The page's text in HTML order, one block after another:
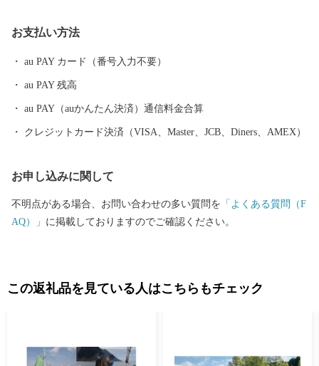
会ではあまり見ることが出来ない心安らぐ風景や昔ながらの人の
お支払い方法
au PAY カード（番号入力不要）
au PAY 残高
au PAY（auかんたん決済）通信料金合算
クレジットカード決済（VISA、Master、JCB、Diners、AMEX）
お申し込みに関して
不明点がある場合、お問い合わせの多い質問を 「よくある質問（F
AQ）」 に掲載しておりますのでご確認ください。
この返礼品を見ている人はこちらもチェック